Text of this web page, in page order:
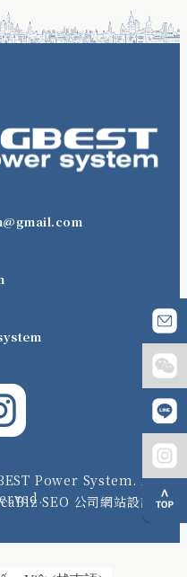
Power System. All
SEO 公司網站設計